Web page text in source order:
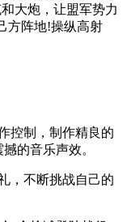
大炮，让盟军势力
方阵地!操纵高射
控制，制作精良的
的音乐声效。
，不断挑战自己的